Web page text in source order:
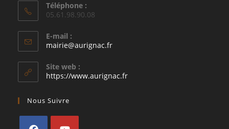
Téléphone :
05.61.98.90.08
E-mail :
mairie@aurignac.frS’ouvre
application
Site web :
https://www.aurignac.fr
Nous Suivre